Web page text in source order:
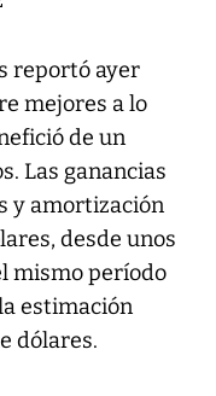
reportó ayer
mejores a lo
de un
Las ganancias
y amortización
desde unos
mismo período
estimación
dólares.